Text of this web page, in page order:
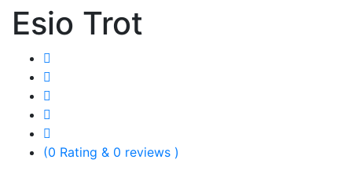
Esio Trot
(0 Rating & 0 reviews )